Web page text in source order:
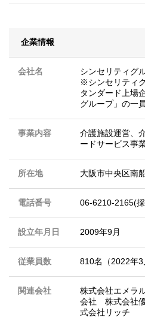
企業情報
会社名
シンセリティグ
※シンセリティ
タンダード上場
グループ」の一
事業内容
介護施設運営、
ードサービス事
所在地 大阪市中央区南
電話番号 06-6210-2165(採
設立年月日 2009年9月
従業員数 810名（2022年3
関連会社
株式会社エメラ
会社 株式会社
式会社リッチ